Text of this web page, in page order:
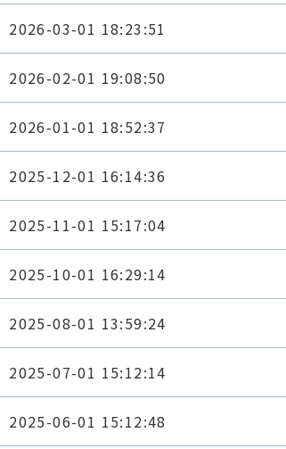
2026-03-01 18:23:51
2026-02-01 19:08:50
2026-01-01 18:52:37
2025-12-01 16:14:36
2025-11-01 15:17:04
2025-10-01 16:29:14
2025-08-01 13:59:24
2025-07-01 15:12:14
2025-06-01 15:12:48